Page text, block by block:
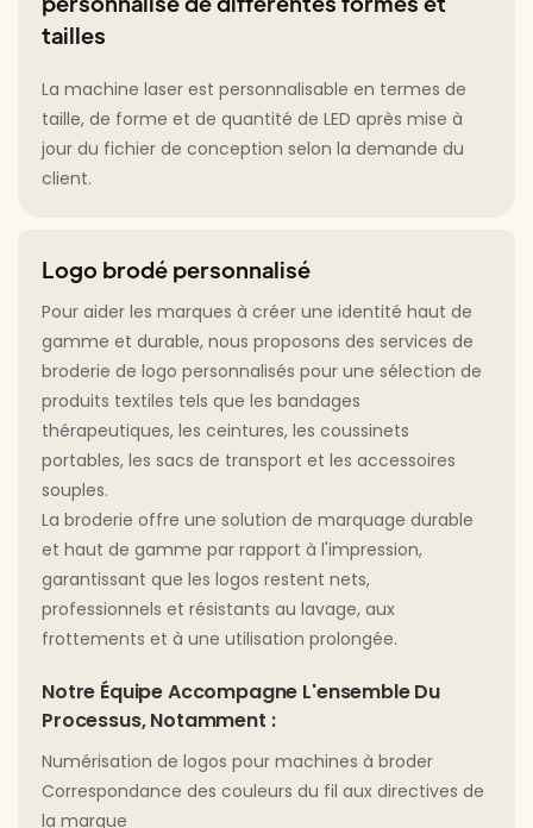
tailles
La machine laser est personnalisable en termes de
taille, de forme et de quantité de LED après mise à
jour du fichier de conception selon la demande du
client.
Logo brodé personnalisé
Pour aider les marques à créer une identité haut de
gamme et durable, nous proposons des services de
broderie de logo personnalisés pour une sélection de
produits textiles tels que les bandages
thérapeutiques, les ceintures, les coussinets
portables, les sacs de transport et les accessoires
souples.
La broderie offre une solution de marquage durable
et haut de gamme par rapport à l'impression,
garantissant que les logos restent nets,
professionnels et résistants au lavage, aux
frottements et à une utilisation prolongée.
Notre Équipe Accompagne L'ensemble Du
Processus, Notamment :
Numérisation de logos pour machines à broder
Correspondance des couleurs du fil aux directives de
la marque